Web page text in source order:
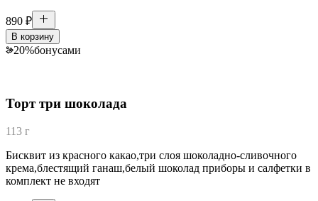
890 ₽
В корзину
20%бонусами
Торт три шоколада
113 г
Бисквит из красного какао,три слоя шоколадно-сливочного
крема,блестящий ганаш,белый шоколад приборы и салфетки в
комплект не входят